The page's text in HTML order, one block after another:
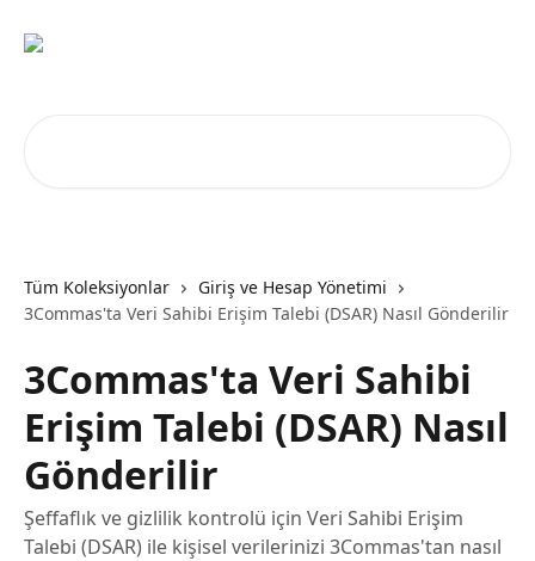
Tüm Koleksiyonlar
Giriş ve Hesap Yönetimi
3Commas'ta Veri Sahibi Erişim Talebi (DSAR) Nasıl Gönderilir
3Commas'ta Veri Sahibi
Erişim Talebi (DSAR) Nasıl
Gönderilir
Şeffaflık ve gizlilik kontrolü için Veri Sahibi Erişim
Talebi (DSAR) ile kişisel verilerinizi 3Commas'tan nasıl